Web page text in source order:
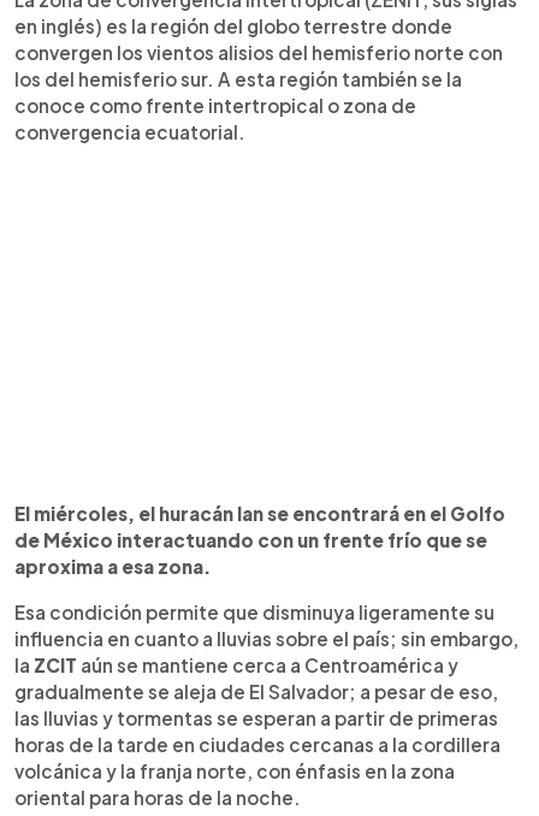
en inglés) es la región del globo terrestre donde
convergen los vientos alisios del hemisferio norte con
los del hemisferio sur. A esta región también se la
conoce como frente intertropical o zona de
convergencia ecuatorial.
El miércoles, el huracán Ian se encontrará en el Golfo
de México interactuando con un frente frío que se
aproxima a esa zona.
Esa condición permite que disminuya ligeramente su
influencia en cuanto a lluvias sobre el país; sin embargo,
la ZCIT aún se mantiene cerca a Centroamérica y
gradualmente se aleja de El Salvador; a pesar de eso,
las lluvias y tormentas se esperan a partir de primeras
horas de la tarde en ciudades cercanas a la cordillera
volcánica y la franja norte, con énfasis en la zona
oriental para horas de la noche.